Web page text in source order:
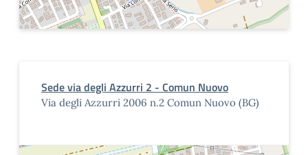
Sede via degli Azzurri 2 - Comun Nuovo
Via degli Azzurri 2006 n.2 Comun Nuovo (BG)